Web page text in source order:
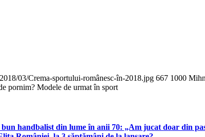
03/Crema-sportului-românesc-în-2018.jpg 667 1000
pornim? Modele de urmat în sport
bun handbalist din lume în anii 70: „Am jucat doar din